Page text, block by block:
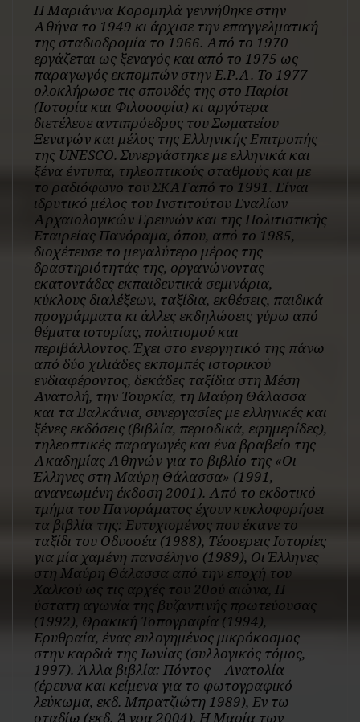
Η Μαριάννα Κορομηλά γεννήθηκε στην
Αθήνα το 1949 κι άρχισε την επαγγελματική
της σταδιοδρομία το 1966. Από το 1970
εργάζεται ως ξεναγός και από το 1975 ως
παραγωγός εκπομπών στην Ε.Ρ.Α. Το 1977
ολοκλήρωσε τις σπουδές της στο Παρίσι
(Ιστορία και Φιλοσοφία) κι αργότερα
διετέλεσε αντιπρόεδρος του Σωματείου
Ξεναγών και μέλος της Ελληνικής Επιτροπής
της UNESCO. Συνεργάστηκε με ελληνικά και
ξένα έντυπα, τηλεοπτικούς σταθμούς και με
το ραδιόφωνο του ΣΚΑΪ από το 1991. Είναι
ιδρυτικό μέλος του Ινστιτούτου Εναλίων
Αρχαιολογικών Ερευνών και της Πολιτιστικής
Εταιρείας Πανόραμα, όπου, από το 1985,
διοχέτευσε το μεγαλύτερο μέρος της
δραστηριότητάς της, οργανώνοντας
εκατοντάδες εκπαιδευτικά σεμινάρια,
κύκλους διαλέξεων, ταξίδια, εκθέσεις, παιδικά
προγράμματα κι άλλες εκδηλώσεις γύρω από
θέματα ιστορίας, πολιτισμού και
περιβάλλοντος. Έχει στο ενεργητικό της πάνω
από δύο χιλιάδες εκπομπές ιστορικού
ενδιαφέροντος, δεκάδες ταξίδια στη Μέση
Ανατολή, την Τουρκία, τη Μαύρη Θάλασσα
και τα Βαλκάνια, συνεργασίες με ελληνικές και
ξένες εκδόσεις (βιβλία, περιοδικά, εφημερίδες),
τηλεοπτικές παραγωγές και ένα βραβείο της
Ακαδημίας Αθηνών για το βιβλίο της «Οι
Έλληνες στη Μαύρη Θάλασσα» (1991,
ανανεωμένη έκδοση 2001). Από το εκδοτικό
τμήμα του Πανοράματος έχουν κυκλοφορήσει
τα βιβλία της: Ευτυχισμένος που έκανε το
ταξίδι του Οδυσσέα (1988), Τέσσερεις Ιστορίες
για μία χαμένη πανσέληνο (1989), Οι Έλληνες
στη Μαύρη Θάλασσα από την εποχή του
Χαλκού ως τις αρχές του 20ού αιώνα, Η
ύστατη αγωνία της βυζαντινής πρωτεύουσας
(1992), Θρακική Τοπογραφία (1994),
Ερυθραία, ένας ευλογημένος μικρόκοσμος
στην καρδιά της Ιωνίας (συλλογικός τόμος,
1997). Άλλα βιβλία: Πόντος – Ανατολία
(έρευνα και κείμενα για το φωτογραφικό
λεύκωμα, εκδ. Μπρατζιώτη 1989), Εν τω
σταδίω (εκδ. Άγρα 2004). Η Μαρία των